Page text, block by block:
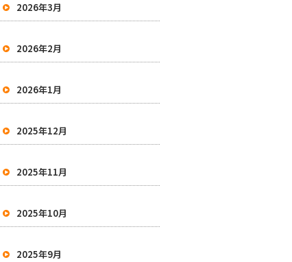
2026年3月
2026年2月
2026年1月
2025年12月
2025年11月
2025年10月
2025年9月